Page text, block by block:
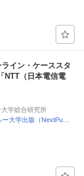
イン・ケーススタ
NTT（日本電信電
学総合研究所
ー大学出版（NextPu…